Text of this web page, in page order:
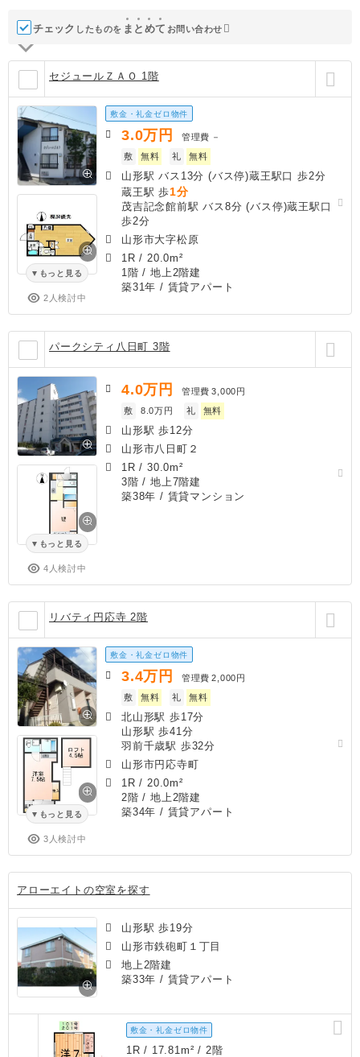
チェック したものを ま と めて お問い合わせ
セジュールＺＡＯ 1階
もっと見る
2人検討中
敷金・礼金ゼロ物件
3.0万円 管理費 －
敷
無料 礼 無料
山形駅 バス13分 (バス停)蔵王駅口 歩2分
蔵王駅 歩1分
茂吉記念館前駅 バス8分 (バス停)蔵王駅口
歩2分
山形市大字松原
1R / 20.0m²
1階 / 地上2階建
築31年 / 賃貸アパート
パークシティ八日町 3階
もっと見る
4人検討中
4.0万円 管理費 3,000円
敷
8.0万円 礼 無料
山形駅 歩12分
山形市八日町２
1R /30.0m²
3階 / 地上7階建
築38年 / 賃貸マンション
リバティ円応寺 2階
もっと見る
3人検討中
敷金・礼金ゼロ物件
3.4万円 管理費 2,000円
敷
無料 礼 無料
北山形駅 歩17分
山形駅 歩41分
羽前千歳駅 歩32分
山形市円応寺町
1R / 20.0m²
2階 / 地上2階建
築34年 / 賃貸アパート
アローエイトの空室を探す
山形駅 歩19分
山形市鉄砲町１丁目
地上2階建
築33年 / 賃貸アパート
敷金・礼金ゼロ物件
1R / 17.81m² / 2階